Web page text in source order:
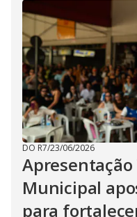
DO R7/23/06/2026
Apresentação
Municipal
para